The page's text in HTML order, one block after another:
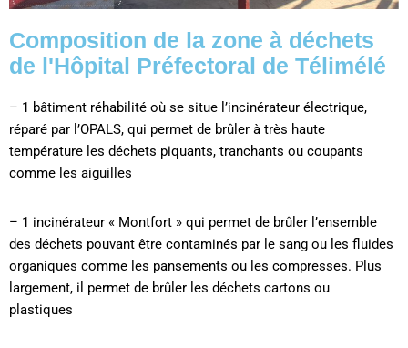
Composition de la zone à déchets
de l'Hôpital Préfectoral de Télimélé
– 1 bâtiment réhabilité où se situe l’incinérateur électrique,
réparé par l’OPALS, qui permet de brûler à très haute
température les déchets piquants, tranchants ou coupants
comme les aiguilles
– 1 incinérateur « Montfort » qui permet de brûler l’ensemble
des déchets pouvant être contaminés par le sang ou les fluides
organiques comme les pansements ou les compresses. Plus
largement, il permet de brûler les déchets cartons ou
plastiques